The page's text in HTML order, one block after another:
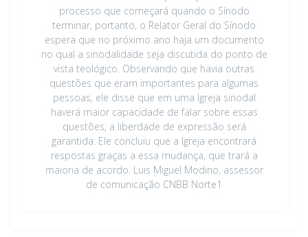
processo que começará quando o Sínodo
terminar, portanto, o Relator Geral do Sínodo
espera que no próximo ano haja um documento
no qual a sinodalidade seja discutida do ponto de
vista teológico. Observando que havia outras
questões que eram importantes para algumas
pessoas, ele disse que em uma Igreja sinodal
haverá maior capacidade de falar sobre essas
questões, a liberdade de expressão será
garantida. Ele concluiu que a Igreja encontrará
respostas graças a essa mudança, que trará a
maioria de acordo. Luis Miguel Modino, assessor
de comunicação CNBB Norte1